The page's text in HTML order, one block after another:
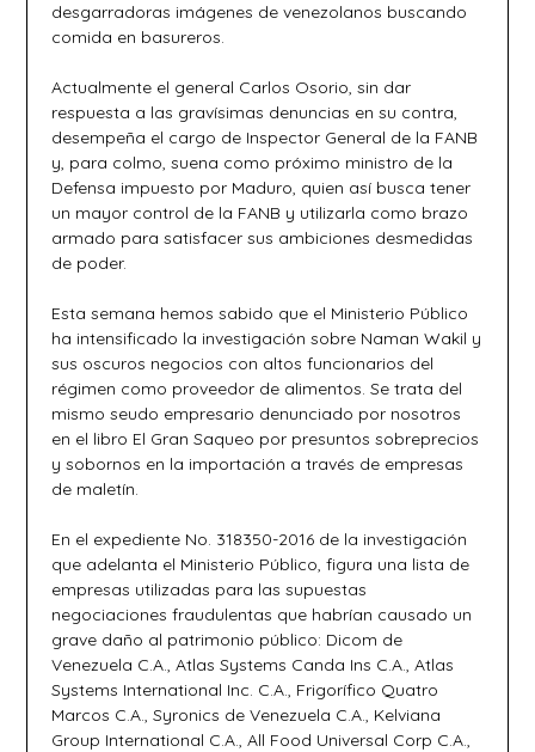
desgarradoras imágenes de venezolanos buscando
comida en basureros.
Actualmente el general Carlos Osorio, sin dar
respuesta a las gravísimas denuncias en su contra,
desempeña el cargo de Inspector General de la FANB
y, para colmo, suena como próximo ministro de la
Defensa impuesto por Maduro, quien así busca tener
un mayor control de la FANB y utilizarla como brazo
armado para satisfacer sus ambiciones desmedidas
de poder.
Esta semana hemos sabido que el Ministerio Público
ha intensificado la investigación sobre Naman Wakil y
sus oscuros negocios con altos funcionarios del
régimen como proveedor de alimentos. Se trata del
mismo seudo empresario denunciado por nosotros
en el libro El Gran Saqueo por presuntos sobreprecios
y sobornos en la importación a través de empresas
de maletín.
En el expediente No. 318350-2016 de la investigación
que adelanta el Ministerio Público, figura una lista de
empresas utilizadas para las supuestas
negociaciones fraudulentas que habrían causado un
grave daño al patrimonio público: Dicom de
Venezuela C.A., Atlas Systems Canda Ins C.A., Atlas
Systems International Inc. C.A., Frigorífico Quatro
Marcos C.A., Syronics de Venezuela C.A., Kelviana
Group International C.A., All Food Universal Corp C.A.,